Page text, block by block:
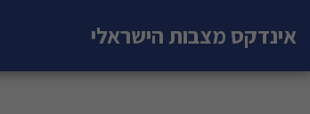
אינדקס מצבות הישראלי